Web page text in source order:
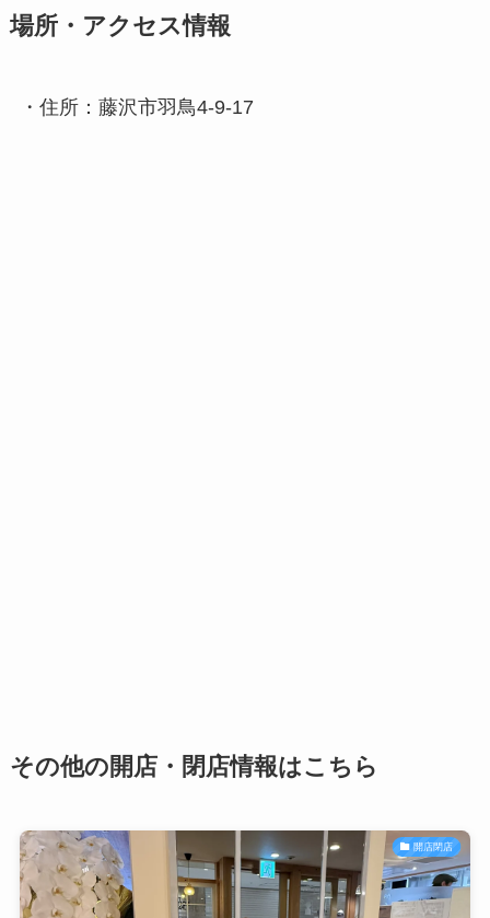
場所・アクセス情報
・住所：藤沢市羽鳥4-9-17
その他の開店・閉店情報はこちら
開店閉店